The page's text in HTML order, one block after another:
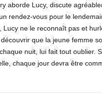
aborde Lucy, discute
rendez-vous pour le
Lucy ne le reconnaît pas et
que la jeune femme
nuit, lui fait tout oublier.
chaque jour devra être